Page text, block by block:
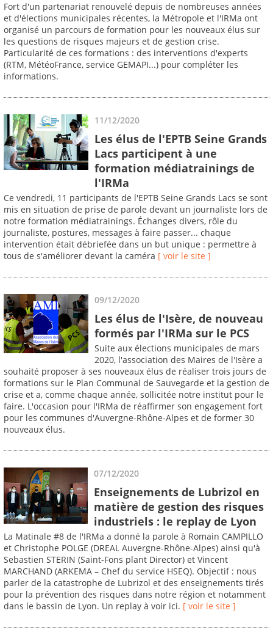
Fort d'un partenariat renouvelé depuis de nombreuses années
et d'élections municipales récentes, la Métropole et l'IRMa ont
organisé un parcours de formation pour les nouveaux élus sur
les questions de risques majeurs et de gestion crise.
Particularité de ces formations : des interventions d'experts
(RTM, MétéoFrance, service GEMAPI...) pour compléter les
informations.
11/12/2020
Les élus de l'EPTB Seine Grands
Lacs participent à une
formation médiatrainings de
l'IRMa
Ce vendredi, 11 participants de l'EPTB Seine Grands Lacs se sont
mis en situation de prise de parole devant un journaliste lors de
notre formation médiatrainings. Échanges divers, rôle du
journaliste, postures, messages à faire passer... chaque
intervention était débriefée dans un but unique : permettre à
tous de s'améliorer devant la caméra [ voir le site ]
09/12/2020
Les élus de l'Isère, de nouveau
formés par l'IRMa sur le PCS
Suite aux élections municipales de mars
2020, l'association des Maires de l'Isère a
souhaité proposer à ses nouveaux élus de réaliser trois jours de
formations sur le Plan Communal de Sauvegarde et la gestion de
crise et a, comme chaque année, sollicitée notre institut pour le
faire. L'occasion pour l'IRMa de réaffirmer son engagement fort
pour les communes d'Auvergne-Rhône-Alpes et de former 30
nouveaux élus.
07/12/2020
Enseignements de Lubrizol en
matière de gestion des risques
industriels : le replay de Lyon
La Matinale #8 de l'IRMa a donné la parole à Romain CAMPILLO
et Christophe POLGE (DREAL Auvergne-Rhône-Alpes) ainsi qu'à
Sebastien STERIN (Saint-Fons plant Director) et Vincent
MARCHAND (ARKEMA – Chef du service HSEQ). Objectif : nous
parler de la catastrophe de Lubrizol et des enseignements tirés
pour la prévention des risques dans notre région et notamment
dans le bassin de Lyon. Un replay à voir ici. [ voir le site ]